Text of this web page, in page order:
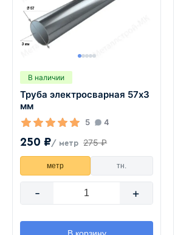
В наличии
Труба электросварная 57х3
мм
5 4
250 ₽/ метр 275 ₽
метр тн.
- +